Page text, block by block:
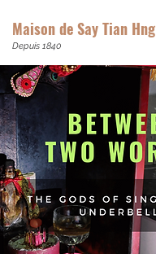
Maison de Say Tian Hng
Depuis 1840